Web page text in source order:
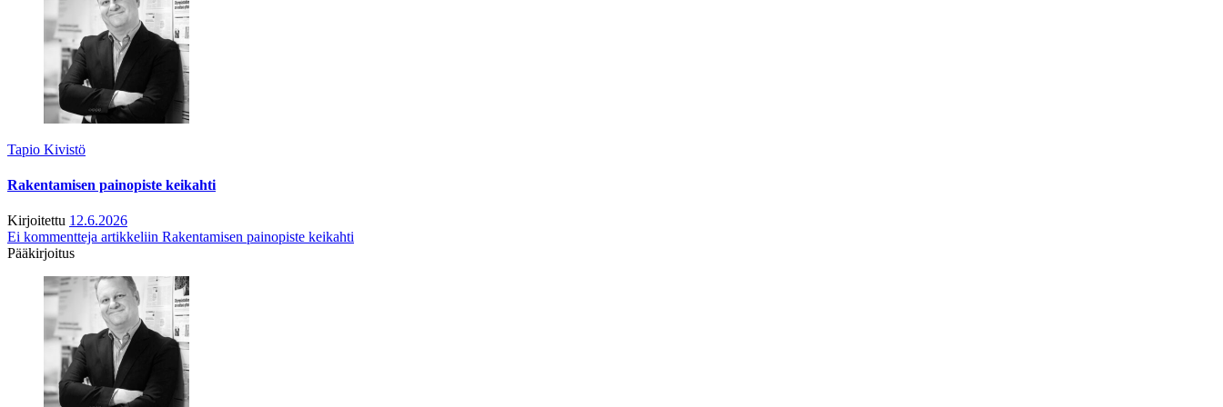
Tapio Kivistö
Rakentamisen painopiste keikahti
Kirjoitettu 12.6.2026
Ei kommentteja artikkeliin Rakentamisen painopiste keikahti
Pääkirjoitus